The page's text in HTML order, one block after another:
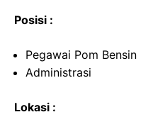
Posisi :
Pegawai Pom Bensin
Administrasi
Lokasi :